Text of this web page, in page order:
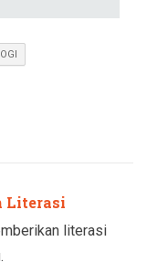
Literasi
literasi